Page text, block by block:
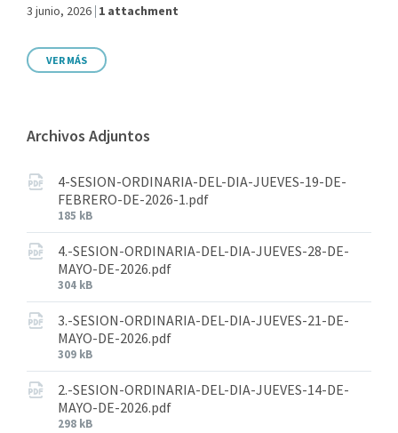
3 junio, 2026 1 attachment
VER MÁS
Archivos Adjuntos
4-SESION-ORDINARIA-DEL-DIA-JUEVES-19-DE-
FEBRERO-DE-2026-1.pdf
185 kB
4.-SESION-ORDINARIA-DEL-DIA-JUEVES-28-DE-
MAYO-DE-2026.pdf
304 kB
3.-SESION-ORDINARIA-DEL-DIA-JUEVES-21-DE-
MAYO-DE-2026.pdf
309 kB
2.-SESION-ORDINARIA-DEL-DIA-JUEVES-14-DE-
MAYO-DE-2026.pdf
298 kB